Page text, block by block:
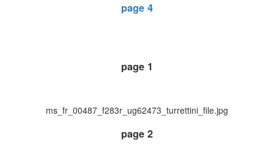
page 4
page 1
ms_fr_00487_f283r_ug62473_turrettini_file.jpg
page 2